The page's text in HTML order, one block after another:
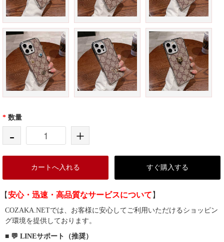
* 数量
- +
カートへ入れる すぐ購入する
【安心・迅速・高品質なサービスについて 】
COZAKA.NETでは、お客様に安心してご利用いただけるショッピン
グ環境を提供しております。
■ 💬 LINEサポート（推奨）